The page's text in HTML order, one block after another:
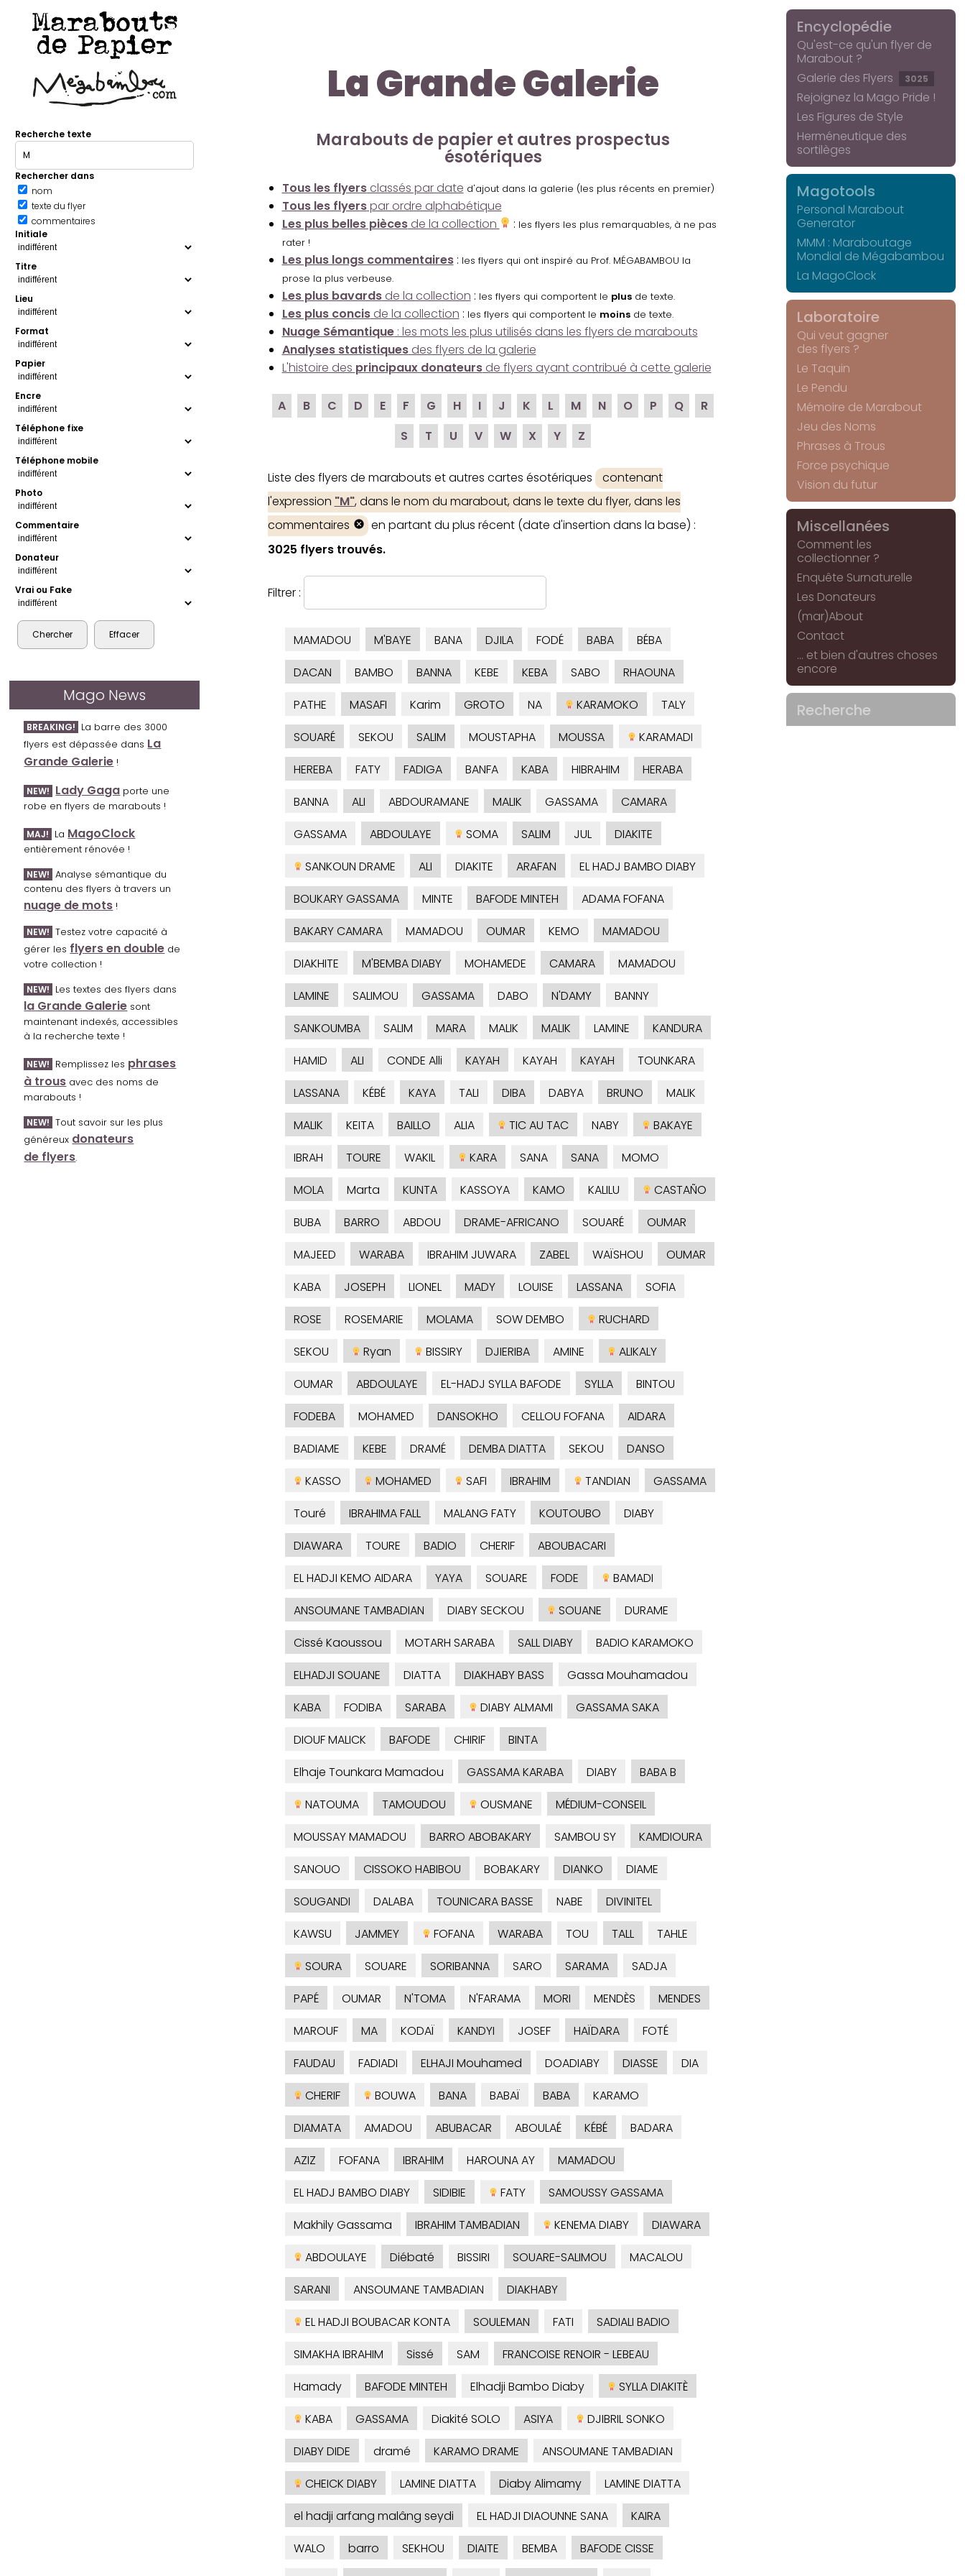
Marabouts
de Papier
Recherche texte
Rechercher dans
nom
texte du flyer
commentaires
Initiale
Titre
Lieu
Format
Papier
Encre
Téléphone fixe
Téléphone mobile
Photo
Commentaire
Donateur
Vrai ou Fake
Mago News
BREAKING! La barre des 3000
flyers est dépassée dans La
Grande Galerie !
NEW! Lady Gaga porte une
robe en flyers de marabouts !
MAJ! La MagoClock
entièrement rénovée !
NEW! Analyse sémantique du
contenu des flyers à travers un
nuage de mots !
NEW! Testez votre capacité à
gérer les flyers en double de
votre collection !
NEW! Les textes des flyers dans
la Grande Galerie sont
maintenant indexés, accessibles
à la recherche texte !
NEW! Remplissez les phrases
à trous avec des noms de
marabouts !
NEW! Tout savoir sur les plus
généreux donateurs
de flyers.
La Grande Galerie
Marabouts de papier et autres prospectus
ésotériques
Tous les flyersclassés par date d'ajout dans la galerie (les plus récents en premier)
Tous les flyerspar ordre alphabétique
Les plus belles piècesde la collection : les flyers les plus remarquables, à ne pas
rater !
Les plus longs commentaires: les flyers qui ont inspiré au Prof. MÉGABAMBOU la
prose la plus verbeuse.
Les plus bavardsde la collection : les flyers qui comportent le plusde texte.
Les plus concisde la collection : les flyers qui comportent le moinsde texte.
Nuage Sémantique: les mots les plus utilisés dans les flyers de marabouts
Analyses statistiquesdes flyers de la galerie
L'histoire des principaux donateursde flyers ayant contribué à cette galerie
A B C D E F G H I J K L M N O P Q
R
S
T U V W X Y Z
Liste des flyers de marabouts et autres cartes ésotériques
contenant
l'expression "M", dans le nom du marabout, dans le texte du flyer, dans les
commentaires
en partant du plus récent (date d'insertion dans la base) :
3025 flyers trouvés.
Filtrer :
MAMADOU M'BAYE BANA DJILA FODÉ BABA
BÉBA
DACAN
BAMBO BANNA KEBE KEBA SABO
RHAOUNA
PATHE
MASAFI Karim GROTO NA KARAMOKO
TALY
SOUARÉ
SEKOU SALIM MOUSTAPHA MOUSSA
KARAMADI
HEREBA
FATY FADIGA BANFA KABA HIBRAHIM
HERABA
BANNA
ALI ABDOURAMANE MALIK GASSAMA
CAMARA
GASSAMA
ABDOULAYE SOMA SALIM JUL
DIAKITE
SANKOUN DRAME
ALI DIAKITE ARAFAN
EL HADJ BAMBO DIABY
BOUKARY GASSAMA
MINTE BAFODE MINTEH
ADAMA FOFANA
BAKARY CAMARA
MAMADOU OUMAR KEMO
MAMADOU
DIAKHITE
M'BEMBA DIABY MOHAMEDE CAMARA
MAMADOU
LAMINE
SALIMOU GASSAMA DABO N'DAMY
BANNY
SANKOUMBA
SALIM MARA MALIK MALIK LAMINE
KANDURA
HAMID
ALI CONDE Alli KAYAH KAYAH KAYAH
TOUNKARA
LASSANA
KÉBÉ KAYA TALI DIBA DABYA BRUNO
MALIK
MALIK
KEITA BAILLO ALIA TIC AU TAC NABY
BAKAYE
IBRAH
TOURE WAKIL KARA SANA SANA
MOMO
MOLA
Marta KUNTA KASSOYA KAMO KALILU
CASTAÑO
BUBA
BARRO ABDOU DRAME-AFRICANO SOUARÉ
OUMAR
MAJEED
WARABA IBRAHIM JUWARA ZABEL WAÏSHOU
OUMAR
KABA
JOSEPH LIONEL MADY LOUISE LASSANA
SOFIA
ROSE
ROSEMARIE MOLAMA SOW DEMBO
RUCHARD
SEKOU
Ryan BISSIRY DJIERIBA AMINE
ALIKALY
OUMAR
ABDOULAYE EL-HADJ SYLLA BAFODE SYLLA
BINTOU
FODEBA
MOHAMED DANSOKHO CELLOU FOFANA
AIDARA
BADIAME
KEBE DRAMÉ DEMBA DIATTA SEKOU
DANSO
KASSO
MOHAMED SAFI IBRAHIM TANDIAN
GASSAMA
Touré
IBRAHIMA FALL MALANG FATY KOUTOUBO
DIABY
DIAWARA
TOURE BADIO CHERIF
ABOUBACARI
EL HADJI KEMO AIDARA
YAYA SOUARE FODE
BAMADI
ANSOUMANE TAMBADIAN
DIABY SECKOU SOUANE
DURAME
Cissé Kaoussou
MOTARH SARABA SALL DIABY
BADIO KARAMOKO
ELHADJI SOUANE
DIATTA DIAKHABY BASS
Gassa Mouhamadou
KABA
FODIBA SARABA DIABY ALMAMI
GASSAMA SAKA
DIOUF MALICK
BAFODE CHIRIF
BINTA
Elhaje Tounkara Mamadou
GASSAMA KARABA DIABY
BABA B
NATOUMA
TAMOUDOU OUSMANE
MÉDIUM-CONSEIL
MOUSSAY MAMADOU
BARRO ABOBAKARY SAMBOU SY
KAMDIOURA
SANOUO
CISSOKO HABIBOU BOBAKARY DIANKO
DIAME
SOUGANDI
DALABA TOUNICARA BASSE NABE
DIVINITEL
KAWSU
JAMMEY FOFANA WARABA TOU TALL
TAHLE
SOURA
SOUARE SORIBANNA SARO SARAMA
SADJA
PAPÉ
OUMAR N'TOMA N'FARAMA MORI MENDÈS
MENDES
MAROUF
MA KODAÏ KANDYI JOSEF HAÏDARA
FOTÉ
FAUDAU
FADIADI ELHAJI Mouhamed DOADIABY DIASSE
DIA
CHERIF
BOUWA BANA BABAÏ BABA
KARAMO
DIAMATA
AMADOU ABUBACAR ABOULAÉ KÉBÉ
BADARA
AZIZ
FOFANA IBRAHIM HAROUNA AY
MAMADOU
EL HADJ BAMBO DIABY
SIDIBIE FATY
SAMOUSSY GASSAMA
Makhily Gassama
IBRAHIM TAMBADIAN KENEMA DIABY
DIAWARA
ABDOULAYE
Diébaté BISSIRI SOUARE-SALIMOU
MACALOU
SARANI
ANSOUMANE TAMBADIAN
DIAKHABY
EL HADJI BOUBACAR KONTA
SOULEMAN FATI
SADIALI BADIO
SIMAKHA IBRAHIM
Sissé SAM
FRANCOISE RENOIR - LEBEAU
Hamady
BAFODE MINTEH Elhadji Bambo Diaby
SYLLA DIAKITÈ
KABA
GASSAMA Diakité SOLO ASIYA
DJIBRIL SONKO
DIABY DIDE
dramé KARAMO DRAME
ANSOUMANE TAMBADIAN
CHEICK DIABY
LAMINE DIATTA Diaby Alimamy
LAMINE DIATTA
el hadji arfang malâng seydi
EL HADJI DIAOUNNE SANA
KAIRA
WALO
barro SEKHOU DIAITE BEMBA
BAFODE CISSE
Encyclopédie
Qu'est-ce qu'un flyer de
Marabout ?
Galerie des Flyers
3025
Rejoignez la Mago Pride !
Les Figures de Style
Herméneutique des
sortilèges
Magotools
Personal Marabout
Generator
MMM : Maraboutage
Mondial de Mégabambou
La MagoClock
Laboratoire
Qui veut gagner
des flyers ?
Le Taquin
Le Pendu
Mémoire de Marabout
Jeu des Noms
Phrases à Trous
Force psychique
Vision du futur
Miscellanées
Comment les
collectionner ?
Enquête Surnaturelle
Les Donateurs
(mar)About
Contact
... et bien d'autres choses
encore
Recherche